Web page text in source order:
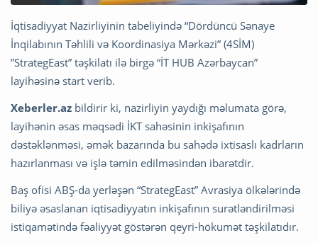
İqtisadiyyat Nazirliyinin tabeliyində “Dördüncü Sənaye
İnqilabının Təhlili və Koordinasiya Mərkəzi” (4SİM)
”StrategEast” təşkilatı ilə birgə “İT HUB Azərbaycan”
layihəsinə start verib.
Xeberler.az bildirir ki, nazirliyin yaydığı məlumata görə,
layihənin əsas məqsədi İKT sahəsinin inkişafının
dəstəklənməsi, əmək bazarında bu sahədə ixtisaslı kadrların
hazırlanması və işlə təmin edilməsindən ibarətdir.
Baş ofisi ABŞ-da yerləşən “StrategEast” Avrasiya ölkələrində
biliyə əsaslanan iqtisadiyyatın inkişafının surətləndirilməsi
istiqamətində fəaliyyət göstərən qeyri-hökumət təşkilatıdır.